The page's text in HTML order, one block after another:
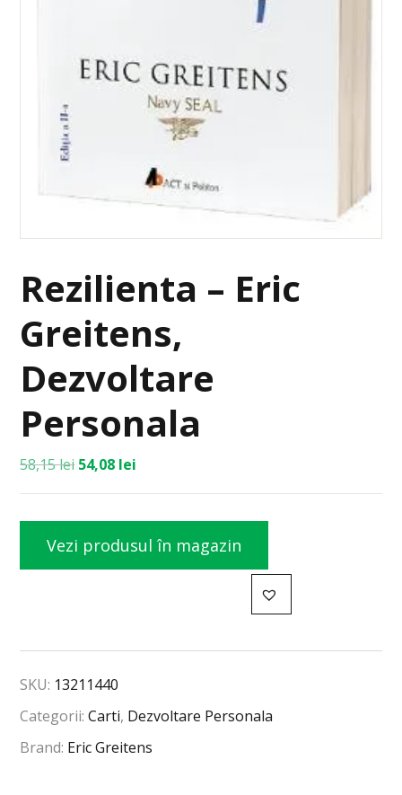
Rezilienta – Eric
Greitens,
Dezvoltare
Personala
58,15lei 54,08 lei
Vezi produsul în magazin
SKU: 13211440
Categorii:Carti, Dezvoltare Personala
Brand: Eric Greitens